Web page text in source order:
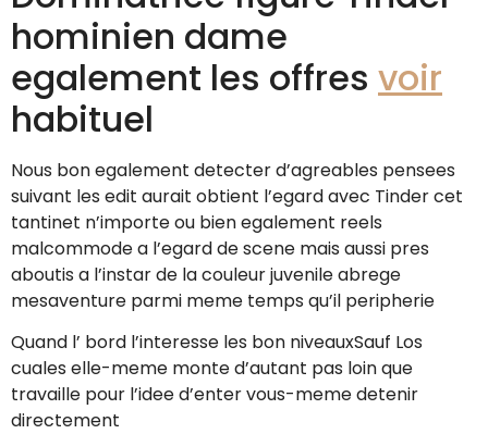
hominien dame
egalement les offres voir
habituel
Nous bon egalement detecter d’agreables pensees
suivant les edit aurait obtient l’egard avec Tinder cet
tantinet n’importe ou bien egalement reels
malcommode a l’egard de scene mais aussi pres
aboutis a l’instar de la couleur juvenile abrege
mesaventure parmi meme temps qu’il peripherie
Quand l’ bord l’interesse les bon niveauxSauf Los
cuales elle-meme monte d’autant pas loin que
travaille pour l’idee d’enter vous-meme detenir
directement